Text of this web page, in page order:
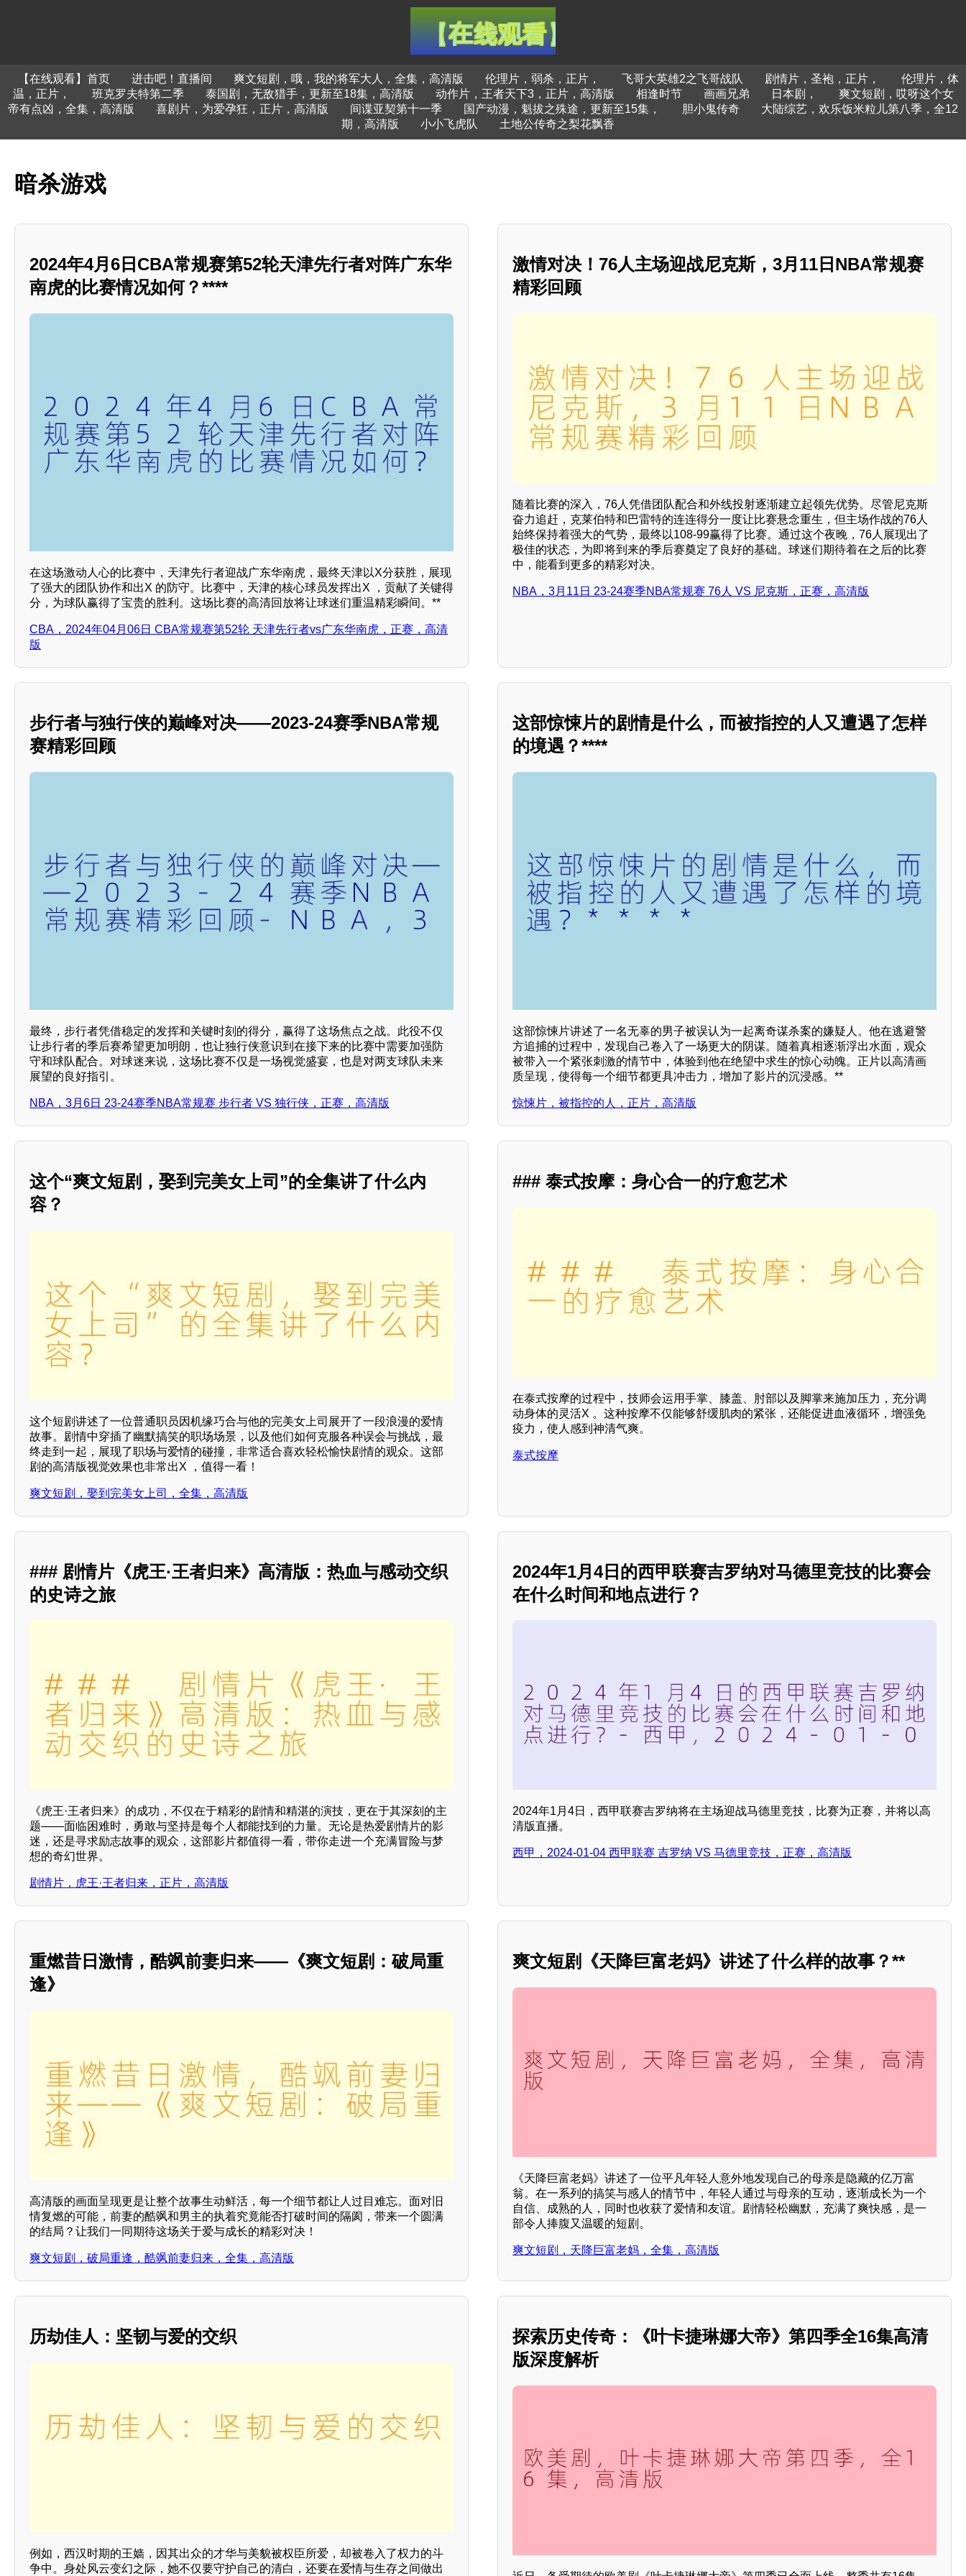
【在线观看】首页 进击吧！直播间 爽文短剧，哦，我的将军大人，全集，高清版 伦理片，弱杀，正片， 飞哥大英雄2之飞哥战队 剧情片，圣袍，正片，
伦理片，体
温，正片，
班克罗夫特第二季 泰国剧，无敌猎手，更新至18集，高清版 动作片，王者天下3，正片，高清版 相逢时节 画画兄弟 日本剧，
爽文短剧，哎呀这个女
帝有点凶，全集，高清版
喜剧片，为爱孕狂，正片，高清版 间谍亚契第十一季 国产动漫，魁拔之殊途，更新至15集， 胆小鬼传奇
大陆综艺，欢乐饭米粒儿第八季，全12
期，高清版
小小飞虎队 土地公传奇之梨花飘香
暗杀游戏
2024年4月6日CBA常规赛第52轮天津先行者对阵广东华
南虎的比赛情况如何？****
在这场激动人心的比赛中，天津先行者迎战广东华南虎，最终天津以X分获胜，展现
了强大的团队协作和出X 的防守。比赛中，天津的核心球员发挥出X ，贡献了关键得
分，为球队赢得了宝贵的胜利。这场比赛的高清回放将让球迷们重温精彩瞬间。**
CBA，2024年04月06日 CBA常规赛第52轮 天津先行者vs广东华南虎，正赛，高清
版
激情对决！76人主场迎战尼克斯，3月11日NBA常规赛
精彩回顾
随着比赛的深入，76人凭借团队配合和外线投射逐渐建立起领先优势。尽管尼克斯
奋力追赶，克莱伯特和巴雷特的连连得分一度让比赛悬念重生，但主场作战的76人
始终保持着强大的气势，最终以108-99赢得了比赛。通过这个夜晚，76人展现出了
极佳的状态，为即将到来的季后赛奠定了良好的基础。球迷们期待着在之后的比赛
中，能看到更多的精彩对决。
NBA，3月11日 23-24赛季NBA常规赛 76人 VS 尼克斯，正赛，高清版
步行者与独行侠的巅峰对决——2023-24赛季NBA常规
赛精彩回顾
最终，步行者凭借稳定的发挥和关键时刻的得分，赢得了这场焦点之战。此役不仅
让步行者的季后赛希望更加明朗，也让独行侠意识到在接下来的比赛中需要加强防
守和球队配合。对球迷来说，这场比赛不仅是一场视觉盛宴，也是对两支球队未来
展望的良好指引。
NBA，3月6日 23-24赛季NBA常规赛 步行者 VS 独行侠，正赛，高清版
这部惊悚片的剧情是什么，而被指控的人又遭遇了怎样
的境遇？****
这部惊悚片讲述了一名无辜的男子被误认为一起离奇谋杀案的嫌疑人。他在逃避警
方追捕的过程中，发现自己卷入了一场更大的阴谋。随着真相逐渐浮出水面，观众
被带入一个紧张刺激的情节中，体验到他在绝望中求生的惊心动魄。正片以高清画
质呈现，使得每一个细节都更具冲击力，增加了影片的沉浸感。**
惊悚片，被指控的人，正片，高清版
这个“爽文短剧，娶到完美女上司”的全集讲了什么内
容？
这个短剧讲述了一位普通职员因机缘巧合与他的完美女上司展开了一段浪漫的爱情
故事。剧情中穿插了幽默搞笑的职场场景，以及他们如何克服各种误会与挑战，最
终走到一起，展现了职场与爱情的碰撞，非常适合喜欢轻松愉快剧情的观众。这部
剧的高清版视觉效果也非常出X ，值得一看！
爽文短剧，娶到完美女上司，全集，高清版
### 泰式按摩：身心合一的疗愈艺术
在泰式按摩的过程中，技师会运用手掌、膝盖、肘部以及脚掌来施加压力，充分调
动身体的灵活X 。这种按摩不仅能够舒缓肌肉的紧张，还能促进血液循环，增强免
疫力，使人感到神清气爽。
泰式按摩
### 剧情片《虎王·王者归来》高清版：热血与感动交织
的史诗之旅
《虎王·王者归来》的成功，不仅在于精彩的剧情和精湛的演技，更在于其深刻的主
题——面临困难时，勇敢与坚持是每个人都能找到的力量。无论是热爱剧情片的影
迷，还是寻求励志故事的观众，这部影片都值得一看，带你走进一个充满冒险与梦
想的奇幻世界。
剧情片，虎王·王者归来，正片，高清版
2024年1月4日的西甲联赛吉罗纳对马德里竞技的比赛会
在什么时间和地点进行？
2024年1月4日，西甲联赛吉罗纳将在主场迎战马德里竞技，比赛为正赛，并将以高
清版直播。
西甲，2024-01-04 西甲联赛 吉罗纳 VS 马德里竞技，正赛，高清版
重燃昔日激情，酷飒前妻归来——《爽文短剧：破局重
逢》
高清版的画面呈现更是让整个故事生动鲜活，每一个细节都让人过目难忘。面对旧
情复燃的可能，前妻的酷飒和男主的执着究竟能否打破时间的隔阂，带来一个圆满
的结局？让我们一同期待这场关于爱与成长的精彩对决！
爽文短剧，破局重逢，酷飒前妻归来，全集，高清版
爽文短剧《天降巨富老妈》讲述了什么样的故事？**
《天降巨富老妈》讲述了一位平凡年轻人意外地发现自己的母亲是隐藏的亿万富
翁。在一系列的搞笑与感人的情节中，年轻人通过与母亲的互动，逐渐成长为一个
自信、成熟的人，同时也收获了爱情和友谊。剧情轻松幽默，充满了爽快感，是一
部令人捧腹又温暖的短剧。
爽文短剧，天降巨富老妈，全集，高清版
历劫佳人：坚韧与爱的交织
例如，西汉时期的王嫱，因其出众的才华与美貌被权臣所爱，却被卷入了权力的斗
争中。身处风云变幻之际，她不仅要守护自己的清白，还要在爱情与生存之间做出
探索历史传奇：《叶卡捷琳娜大帝》第四季全16集高清
版深度解析